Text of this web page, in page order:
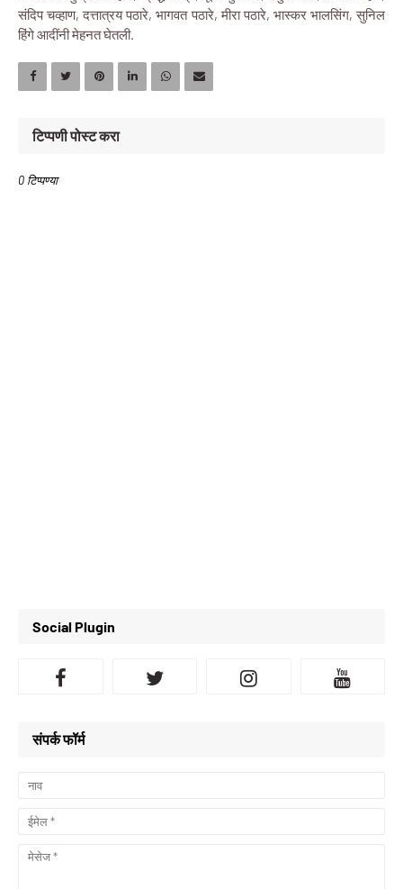
संदिप चव्हाण, दत्तात्रय पठारे, भागवत पठारे, मीरा पठारे, भास्कर भालसिंग, सुनिल
हिंगे आदींनी मेहनत घेतली.
टिप्पणी पोस्ट करा
0 टिप्पण्या
Social Plugin
संपर्क फॉर्म